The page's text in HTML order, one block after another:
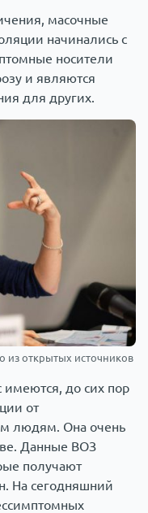
масочные
начинались с
носители
и являются
для других.
из открытых источников
имеются, до сих пор
от
людям. Она очень
Данные ВОЗ
получают
На сегодняшний